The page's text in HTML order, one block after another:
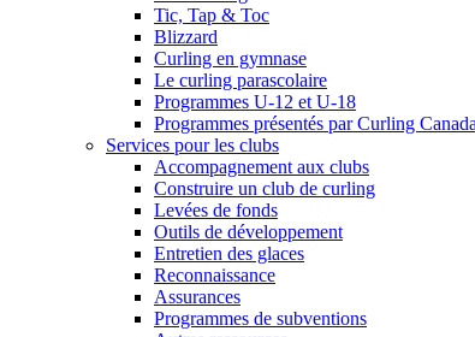
Tic, Tap & Toc
Blizzard
Curling en gymnase
Le curling parascolaire
Programmes U-12 et U-18
Programmes présentés par Curling
Services pour les clubs
Accompagnement aux clubs
Construire un club de curling
Levées de fonds
Outils de développement
Entretien des glaces
Reconnaissance
Assurances
Programmes de subventions